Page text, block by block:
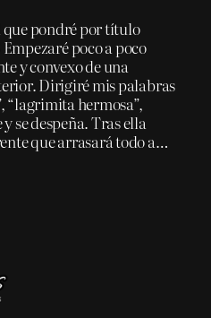
que pondré por título
poco a poco
y convexo de una
Dirigiré mis palabras
“lagrimita hermosa”,
se despeña. Tras ella
que arrasará todo a…